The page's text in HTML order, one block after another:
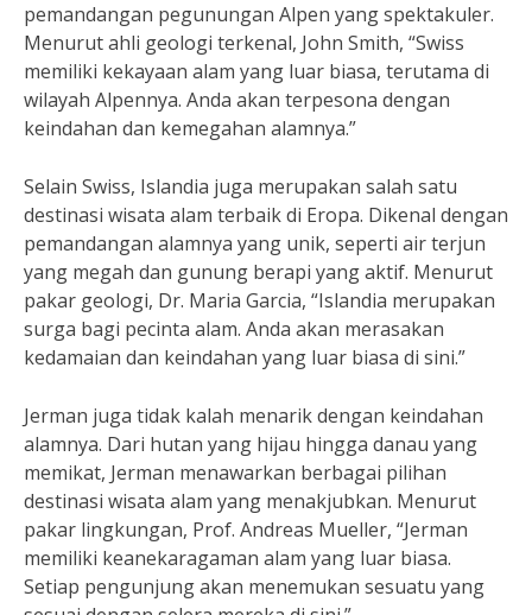
pemandangan pegunungan Alpen yang spektakuler.
Menurut ahli geologi terkenal, John Smith, “Swiss
memiliki kekayaan alam yang luar biasa, terutama di
wilayah Alpennya. Anda akan terpesona dengan
keindahan dan kemegahan alamnya.”
Selain Swiss, Islandia juga merupakan salah satu
destinasi wisata alam terbaik di Eropa. Dikenal dengan
pemandangan alamnya yang unik, seperti air terjun
yang megah dan gunung berapi yang aktif. Menurut
pakar geologi, Dr. Maria Garcia, “Islandia merupakan
surga bagi pecinta alam. Anda akan merasakan
kedamaian dan keindahan yang luar biasa di sini.”
Jerman juga tidak kalah menarik dengan keindahan
alamnya. Dari hutan yang hijau hingga danau yang
memikat, Jerman menawarkan berbagai pilihan
destinasi wisata alam yang menakjubkan. Menurut
pakar lingkungan, Prof. Andreas Mueller, “Jerman
memiliki keanekaragaman alam yang luar biasa.
Setiap pengunjung akan menemukan sesuatu yang